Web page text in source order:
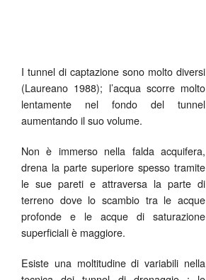
I tunnel di captazione sono molto diversi
(Laureano 1988); l’acqua scorre molto
lentamente nel fondo del tunnel
aumentando il suo volume.
Non è immerso nella falda acquifera,
drena la parte superiore spesso tramite
le sue pareti e attraversa la parte di
terreno dove lo scambio tra le acque
profonde e le acque di saturazione
superficiali è maggiore.
Esiste una moltitudine di variabili nella